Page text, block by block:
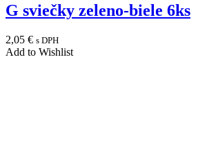
G sviečky zeleno-biele 6ks
2,05 € s DPH
Add to Wishlist